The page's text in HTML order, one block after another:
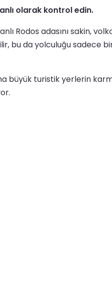
olarak kontrol edin.
Rodos adasını sakin,
bu da yolculuğu sadece
büyük turistik yerlerin